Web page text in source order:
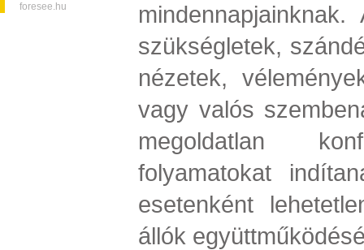
foresee.hu
szükségletek,
nézetek,
vagy valós
megoldatlan
folyamatokat
esetenként
állók